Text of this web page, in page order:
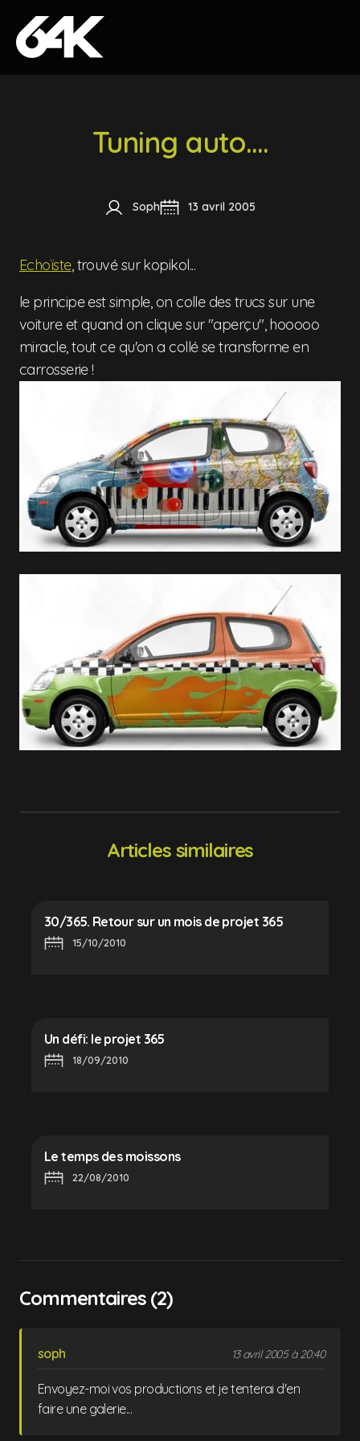
Skip to content
Tuning auto....
Soph 13 avril 2005
Echoïste, trouvé sur kopikol...
le principe est simple, on colle des trucs sur une
voiture et quand on clique sur "aperçu", hooooo
miracle, tout ce qu'on a collé se transforme en
carrosserie !
Articles similaires
30/365. Retour sur un mois de projet 365
15/10/2010
Un défi: le projet 365
18/09/2010
Le temps des moissons
22/08/2010
Commentaires (2)
soph 13 avril 2005 à 20:40
Envoyez-moi vos productions et je tenterai d'en
faire une galerie...